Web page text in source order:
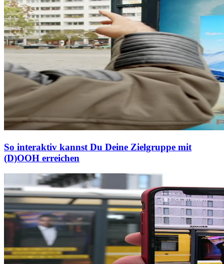
So interaktiv kannst Du Deine Zielgruppe mit
(D)OOH erreichen